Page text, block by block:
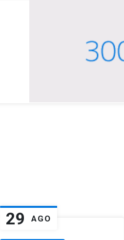
29 AGO